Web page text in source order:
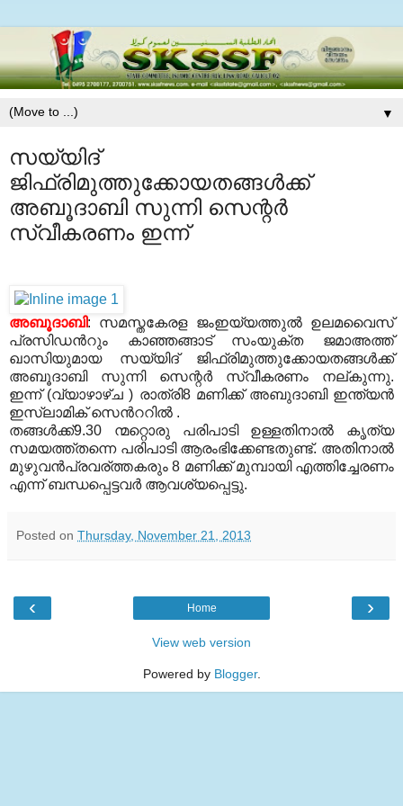
▼
സയ്യിദ്
ജിഫ്രിമുത്തുക്കോയതങ്ങൾക്ക്
അബൂദാബി സുന്നി സെന്റർ
സ്വീകരണം ഇന്ന്
അബൂദാബി: സമസ്തകേരള ജംഇയ്യത്തുൽ ഉലമവൈസ്
പ്രസിഡൻറും കാഞ്ഞങ്ങാട് സംയുക്ത ജമാഅത്ത്
ഖാസിയുമായ സയ്യിദ് ജിഫ്രിമുത്തുക്കോയതങ്ങൾക്ക്
അബൂദാബി സുന്നി സെന്റർ സ്വീകരണം നല്കുന്നു.
ഇന്ന് (വ്യാഴാഴ്ച ) രാത്രി8 മണിക്ക് അബുദാബി ഇന്ത്യൻ
ഇസ്ലാമിക് സെൻററിൽ .
തങ്ങൾക്ക്9.30 ന്മറ്റൊരു പരിപാടി ഉള്ളതിനാൽ കൃത്യ
സമയത്ത്തന്നെ പരിപാടി ആരംഭിക്കേണ്ടതുണ്ട്. അതിനാൽ
മുഴുവൻപ്രവര്ത്തകരും 8 മണിക്ക് മുമ്പായി എത്തിച്ചേരണം
എന്ന് ബന്ധപ്പെട്ടവർ ആവശ്യപ്പെട്ടു.
Posted on Thursday, November 21, 2013
‹ ›
Home
View web version
Powered by Blogger.